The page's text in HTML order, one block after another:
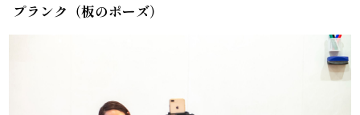
プランク（板のポーズ）